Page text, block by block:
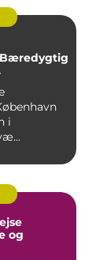
Bæredygtig
i
og